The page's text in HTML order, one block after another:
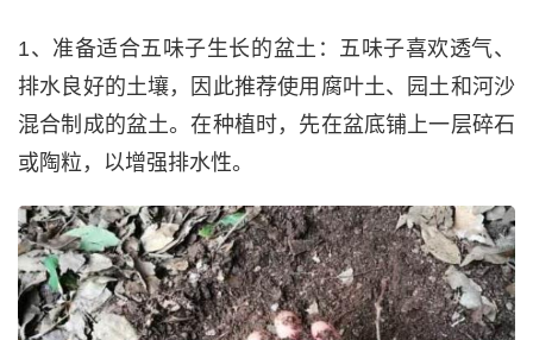
1、准备适合五味子生长的盆土：五味子喜欢透气、
排水良好的土壤，因此推荐使用腐叶土、园土和河沙
混合制成的盆土。在种植时，先在盆底铺上一层碎石
或陶粒，以增强排水性。